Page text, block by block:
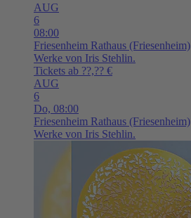
AUG
6
08:00
Friesenheim Rathaus (Friesenheim)
Werke von Iris Stehlin.
Tickets ab ??,?? €
AUG
6
Do, 08:00
Friesenheim Rathaus (Friesenheim)
Werke von Iris Stehlin.